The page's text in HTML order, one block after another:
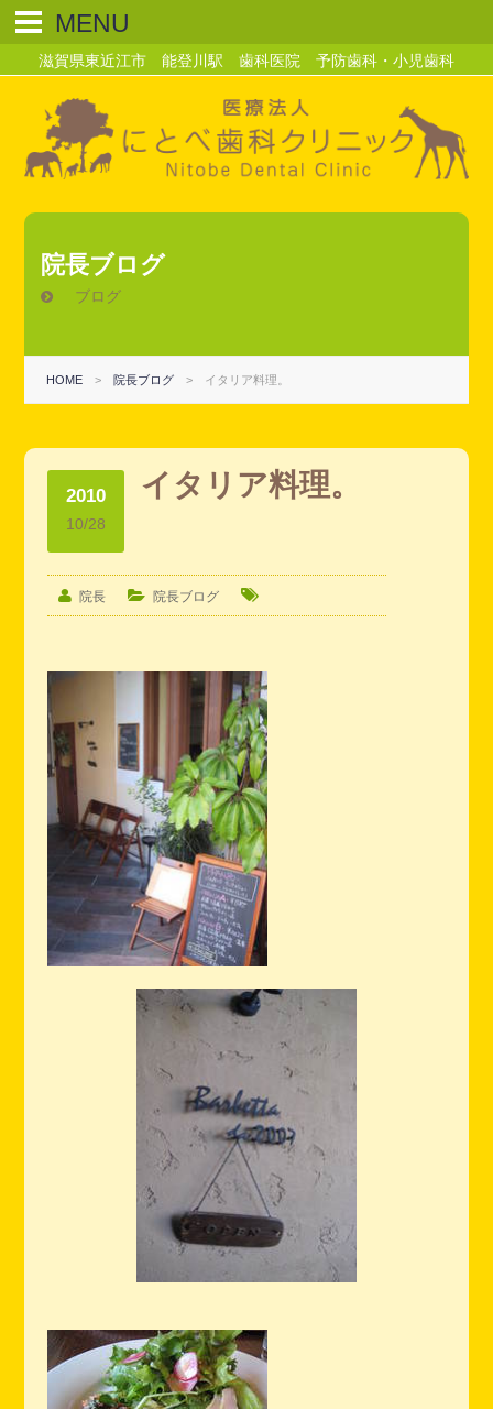
滋賀県東近江市 能登川駅 歯科医院 予防歯科・小児歯科
院長ブログ
ブログ
HOME > 院長ブログ > イタリア料理。
2010
10/28
イタリア料理。
院長 院長ブログ
MENU